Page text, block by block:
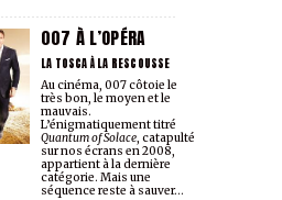
007 À L’OPÉRA
LA TOSCA À LA RESCOUSSE
Au cinéma, 007 côtoie le
très bon, le moyen et le
mauvais.
L’énigmatiquement titré
Quantum of Solace, catapulté
sur nos écrans en 2008,
appartient à la dernière
catégorie. Mais une
séquence reste à sauver...